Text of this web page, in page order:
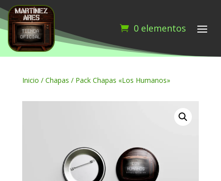
0 elementos
Inicio / Chapas / Pack Chapas «Los Humanos»